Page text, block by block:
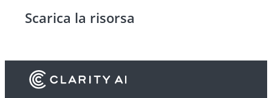
Scarica la risorsa